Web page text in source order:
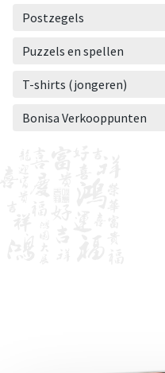
Postzegels
Puzzels en spellen
T-shirts (jongeren)
Bonisa Verkooppunten